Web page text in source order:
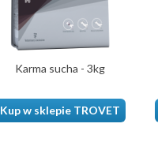
Karma sucha - 3kg
Kup w sklepie TROVET